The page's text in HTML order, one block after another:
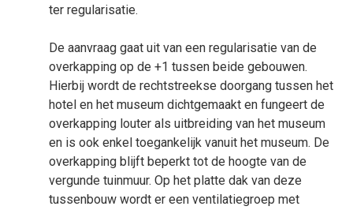
ter regularisatie.
De aanvraag gaat uit van een regularisatie van de
overkapping op de +1 tussen beide gebouwen.
Hierbij wordt de rechtstreekse doorgang tussen het
hotel en het museum dichtgemaakt en fungeert de
overkapping louter als uitbreiding van het museum
en is ook enkel toegankelijk vanuit het museum. De
overkapping blijft beperkt tot de hoogte van de
vergunde tuinmuur. Op het platte dak van deze
tussenbouw wordt er een ventilatiegroep met